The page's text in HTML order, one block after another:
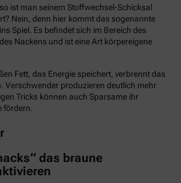
ist man seinem Stoffwechsel-Schicksal
Nein, denn hier kommt das sogenannte
Spiel. Es befindet sich im Bereich des
Nackens und ist eine Art körpereigene
Fett, das Energie speichert, verbrennt das
Verschwender produzieren deutlich mehr
Tricks können auch Sparsame ihr
fördern.
das braune